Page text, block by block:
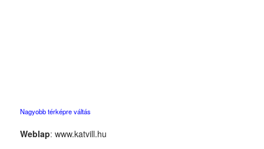
Nagyobb térképre váltás
Weblap: www.katvill.hu